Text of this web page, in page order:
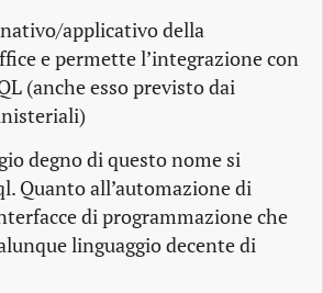
applicativo della
e permette l’integrazione con
(anche esso previsto dai
degno di questo nome si
Quanto all’automazione di
di programmazione che
linguaggio decente di